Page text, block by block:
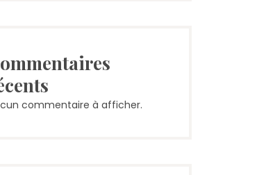
commentaire à afficher.